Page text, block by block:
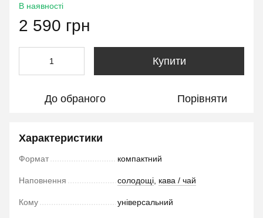
В наявності
2 590 грн
Купити
До обраного Порівняти
Характеристики
Формат компактний
Наповнення солодощі кава / чай
Кому універсальний